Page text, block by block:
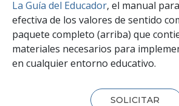
La Guía del Educador, el manual
efectiva de los valores de sentido
paquete completo (arriba) que
materiales necesarios para
en cualquier entorno educativo.
SOLICITAR